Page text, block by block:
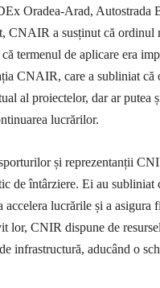
Oradea-Arad, Autostrada
CNAIR a susținut că ordinul
termenul de aplicare era
CNAIR, care a subliniat că
al proiectelor, dar ar putea
lucrărilor.
și reprezentanții
de întârziere. Ei au subliniat
accelera lucrările și a asigura
lor, CNIR dispune de
infrastructură, aducând o